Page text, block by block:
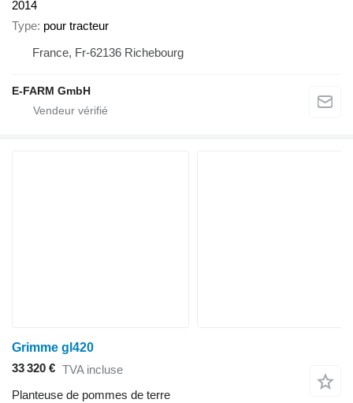
2014
Type pour tracteur
France, Fr-62136 Richebourg
E-FARM GmbH
Grimme gl420
33 320 € TVA incluse
Planteuse de pommes de terre